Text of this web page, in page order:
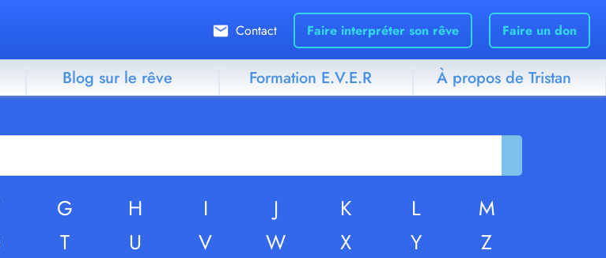
Contact Faire interpréter son rêve Faire un don
Blog sur le rêve Formation E.V.E.R À propos de Tristan
G H I J K L
M
T U V W X Y Z